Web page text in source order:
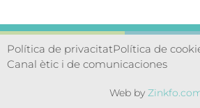
Política de privacitatPolítica de
Canal ètic i de comunicaciones
Web by